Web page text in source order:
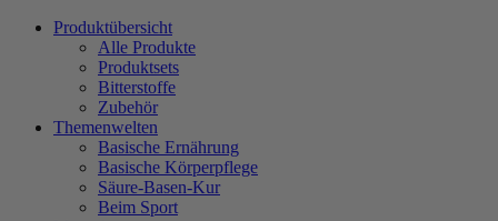
Zum
Produktübersicht
Alle Produkte
Produktsets
Bitterstoffe
Zubehör
Themenwelten
Basische Ernährung
Basische Körperpflege
Säure-Basen-Kur
Beim Sport